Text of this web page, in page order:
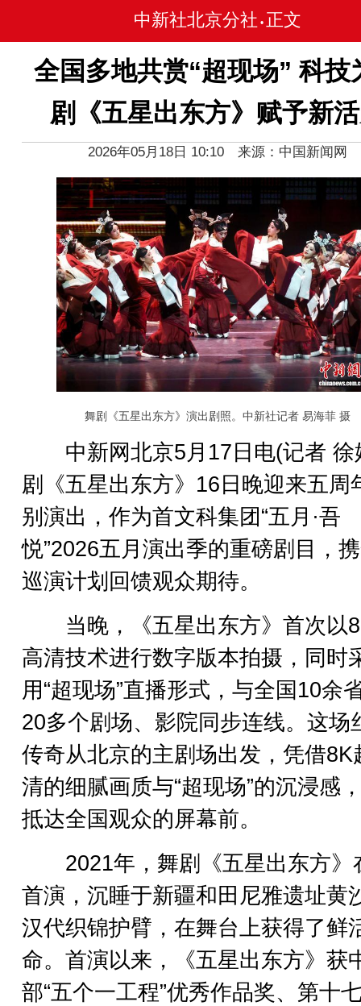
中新社北京分社 • 正文
全国多地共赏“超现场” 科技
剧《五星出东方》赋予新
2026年05月18日 10:10 来源：中国新闻网
舞剧《五星出东方》演出剧照。中新社记者 易海菲 摄
中新网北京5月17日电(记者 徐
剧《五星出东方》16日晚迎来五周
别演出，作为首文科集团“五月·吾
悦”2026五月演出季的重磅剧目，
巡演计划回馈观众期待。
当晚，《五星出东方》首次以
高清技术进行数字版本拍摄，同时
用“超现场”直播形式，与全国10余
20多个剧场、影院同步连线。这场
传奇从北京的主剧场出发，凭借8K
清的细腻画质与“超现场”的沉浸感
抵达全国观众的屏幕前。
2021年，舞剧《五星出东方》
首演，沉睡于新疆和田尼雅遗址黄
汉代织锦护臂，在舞台上获得了鲜
命。首演以来，《五星出东方》获
部“五个一工程”优秀作品奖、第十